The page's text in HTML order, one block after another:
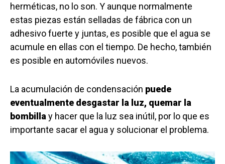
herméticas, no lo son. Y aunque normalmente
estas piezas están selladas de fábrica con un
adhesivo fuerte y juntas, es posible que el agua se
acumule en ellas con el tiempo. De hecho, también
es posible en automóviles nuevos.
La acumulación de condensación puede
eventualmente desgastar la luz, quemar la
bombilla y hacer que la luz sea inútil, por lo que es
importante sacar el agua y solucionar el problema.